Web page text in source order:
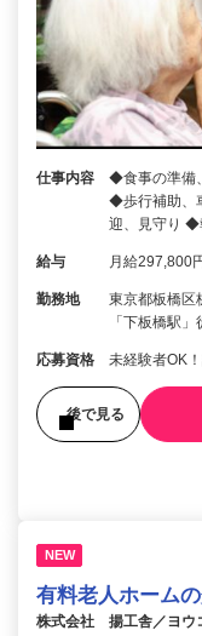
仕事内容
◆食事の準備
◆歩行補助、
迎、見守り
給与 月給297,800
勤務地
東京都板橋区
「下板橋駅
応募資格 未経験者OK
後で見る
NEW
有料老人ホーム
株式会社 揚工舎／ヨウ